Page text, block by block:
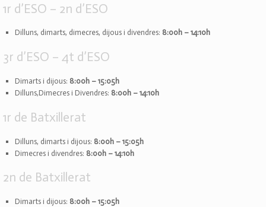
1r d’ESO – 2n d’ESO
Dilluns, dimarts, dimecres, dijous i divendres: 8:00h – 14:10h
3r d’ESO – 4t d’ESO
Dimarts i dijous: 8:00h – 15:05h
Dilluns,Dimecres i Divendres: 8:00h – 14:10h
1r de Batxillerat
Dilluns, dimarts i dijous: 8:00h – 15:05h
Dimecres i divendres: 8:00h – 14:10h
2n de Batxillerat
Dimarts i dijous: 8:00h – 15:05h